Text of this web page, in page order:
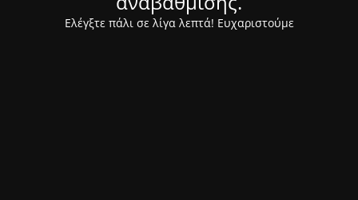
Ελέγξτε πάλι σε λίγα λεπτά! Ευχαριστούμε